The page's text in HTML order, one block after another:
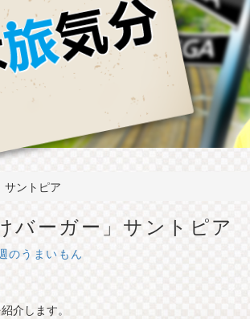
サントピア
バーガー」サントピア
のうまいもん
介します。